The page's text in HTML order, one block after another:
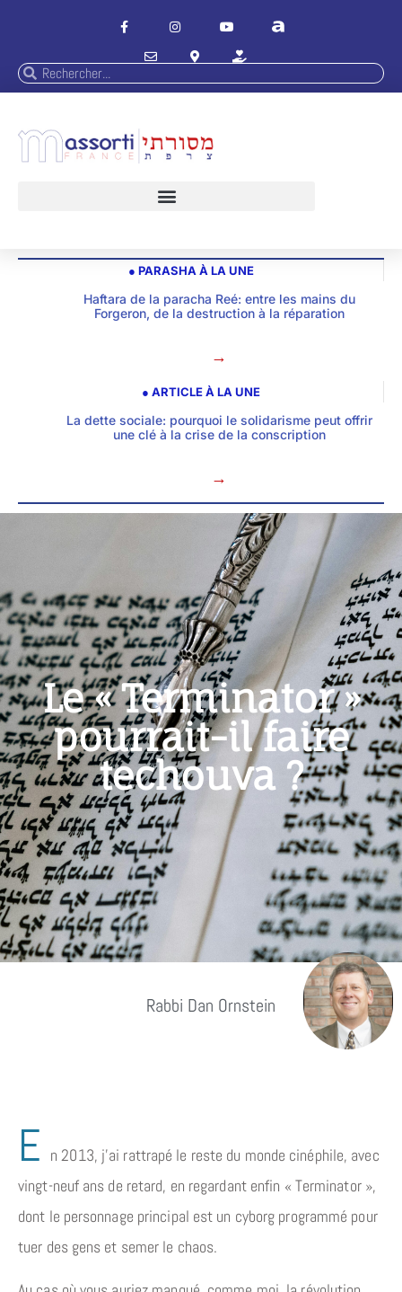
● PARASHA À LA UNE
Haftara de la paracha Reé: entre les mains du
Forgeron, de la destruction à la réparation
→
● ARTICLE À LA UNE
La dette sociale: pourquoi le solidarisme peut offrir
une clé à la crise de la conscription
→
Le « Terminator »
pourrait-il faire
techouva ?
Rabbi Dan Ornstein
E n 2013, j’ai rattrapé le reste du monde cinéphile, avec
vingt-neuf ans de retard, en regardant enfin « Terminator »,
dont le personnage principal est un cyborg programmé pour
tuer des gens et semer le chaos.